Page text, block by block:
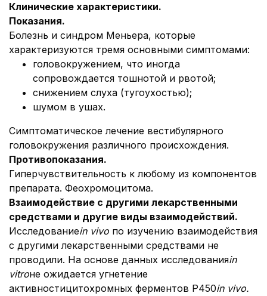
Клинические характеристики.
Показания.
Болезнь и синдром Меньера, которые
характеризуются тремя основными симптомами:
головокружением, что иногда
сопровождается тошнотой и рвотой;
снижением слуха (тугоухостью);
шумом в ушах.
Симптоматическое лечение вестибулярного
головокружения различного происхождения.
Противопоказания.
Гиперчувствительность к любому из компонентов
препарата. Феохромоцитома.
Взаимодействие с другими лекарственными
средствами и другие виды взаимодействий.
Исследованиеin vivo по изучению взаимодействия
с другими лекарственными средствами не
проводили. На основе данных исследованияin
vitroне ожидается угнетение
активностицитохромных ферментов P450in vivo.